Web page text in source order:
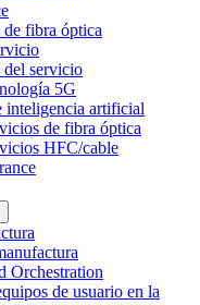
fibra óptica
del servicio
5G
inteligencia artificial
de fibra óptica
HFC/cable
Orchestration
de usuario en la